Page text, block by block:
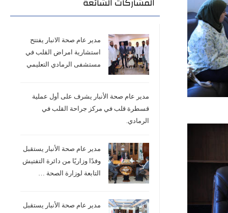
مدير عام صحة الانبار يفتتح
استشارية امراض القلب في
مستشفى الرمادي التعليمي
مدير عام صحة الأنبار يشرف على أول عملية
قسطرة قلب في مركز جراحة القلب في
الرمادي.
مدير عام صحة الأنبار يستقبل
وفدًا وزاريًا من دائرة التفتيش
التابعة لوزارة الصحة …
مدير عام صحة الأنبار يستقبل